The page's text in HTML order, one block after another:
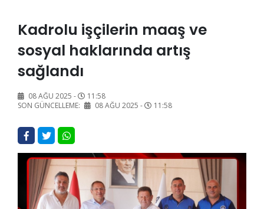
Kadrolu işçilerin maaş ve
sosyal haklarında artış
sağlandı
08 AĞU 2025 -
11:58
SON GÜNCELLEME:
08 AĞU 2025 - 11:58